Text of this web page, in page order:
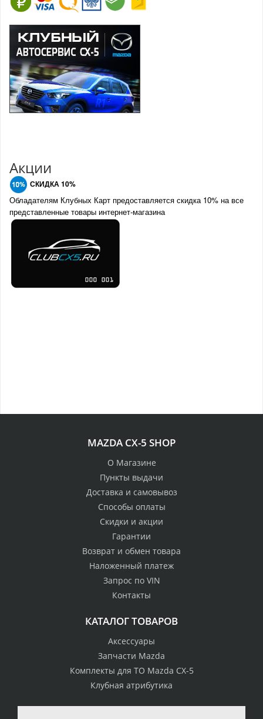
стоимости
Гарантия качества
Акции
СКИДКА 10%
Обладателям Клубных Карт предоставляется скидка 10% на все
представленные товары интернет-магазина
MAZDA CX-5 SHOP
О Магазине
Пункты выдачи
Доставка и самовывоз
Способы оплаты
Скидки и акции
Гарантии
Возврат и обмен товара
Наложенный платеж
Запрос по VIN
Контакты
КАТАЛОГ ТОВАРОВ
Аксессуары
Запчасти Mazda
Комплекты для ТО Mazda CX-5
Клубная атрибутика